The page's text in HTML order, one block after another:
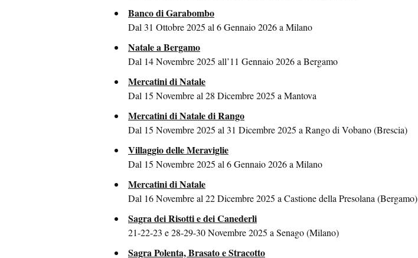
Banco di Garabombo
Dal 31 Ottobre 2025 al 6 Gennaio 2026 a Milano
Natale a Bergamo
Dal 14 Novembre 2025 all’11 Gennaio 2026 a Bergamo
Mercatini di Natale
Dal 15 Novembre al 28 Dicembre 2025 a Mantova
Mercatini di Natale di Rango
Dal 15 Novembre 2025 al 31 Dicembre 2025 a Rango di Vobano (Brescia)
Villaggio delle Meraviglie
Dal 15 Novembre 2025 al 6 Gennaio 2026 a Milano
Mercatini di Natale
Dal 16 Novembre al 22 Dicembre 2025 a Castione della Presolana (Bergamo)
Sagra dei Risotti e dei Canederli
21-22-23 e 28-29-30 Novembre 2025 a Senago (Milano)
Sagra Polenta, Brasato e Stracotto